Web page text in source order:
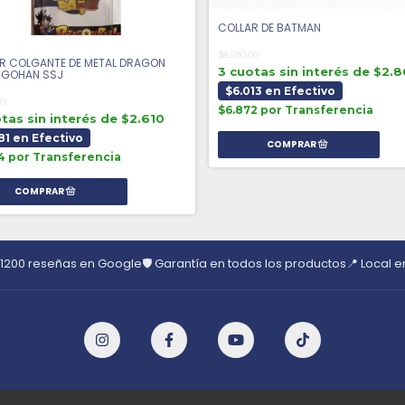
COLGANTE DE METAL DRAGON
SSJ
sin interés de $2.610
en Efectivo
por Transferencia
COLLAR DE BATMAN
$8.590,00
3 cuotas sin interés de
$6.013 en Efectivo
$6.872 por Transferencia
1200 reseñas en Google🛡️ Garantía en todos los productos📍 Local